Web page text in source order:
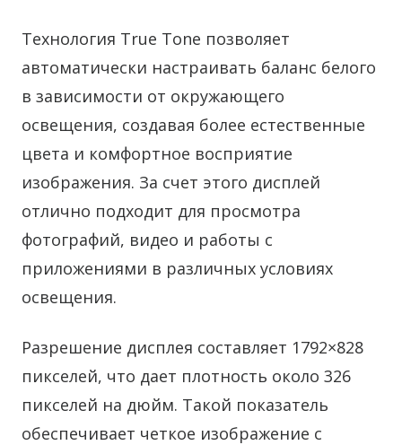
Технология True Tone позволяет
автоматически настраивать баланс белого
в зависимости от окружающего
освещения, создавая более естественные
цвета и комфортное восприятие
изображения. За счет этого дисплей
отлично подходит для просмотра
фотографий, видео и работы с
приложениями в различных условиях
освещения.
Разрешение дисплея составляет 1792×828
пикселей, что дает плотность около 326
пикселей на дюйм. Такой показатель
обеспечивает четкое изображение с